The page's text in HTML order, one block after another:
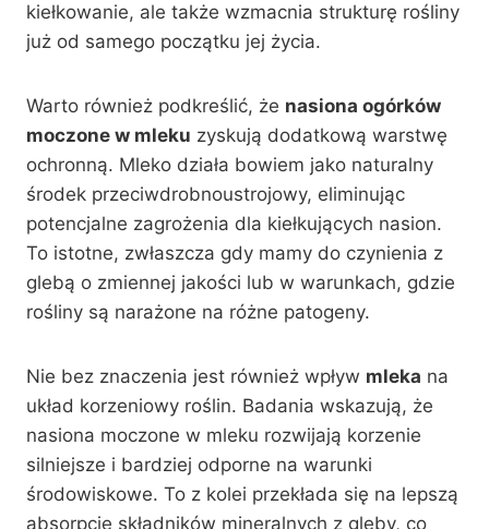
kiełkowanie, ale także wzmacnia strukturę rośliny
już od samego początku jej życia.
Warto również podkreślić, że nasiona ogórków
moczone w mleku zyskują dodatkową warstwę
ochronną. Mleko działa bowiem jako naturalny
środek przeciwdrobnoustrojowy, eliminując
potencjalne zagrożenia dla kiełkujących nasion.
To istotne, zwłaszcza gdy mamy do czynienia z
glebą o zmiennej jakości lub w warunkach, gdzie
rośliny są narażone na różne patogeny.
Nie bez znaczenia jest również wpływ mleka na
układ korzeniowy roślin. Badania wskazują, że
nasiona moczone w mleku rozwijają korzenie
silniejsze i bardziej odporne na warunki
środowiskowe. To z kolei przekłada się na lepszą
absorpcję składników mineralnych z gleby, co